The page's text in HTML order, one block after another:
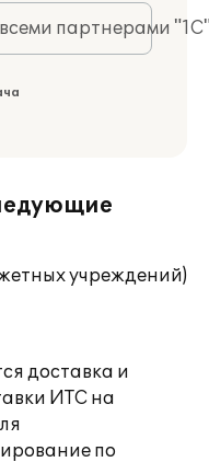
партнерами
учреждений)
доставка и
ИТС на
по